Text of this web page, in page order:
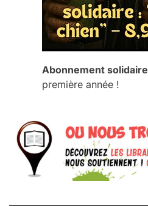
Abonnement solidaire
première année !